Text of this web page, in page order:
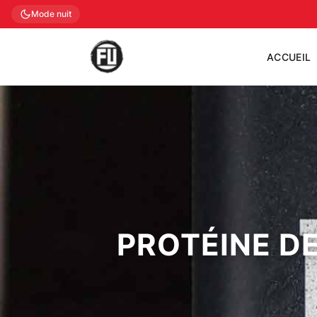
Mode nuit
ACCUEIL
PROTÉINE